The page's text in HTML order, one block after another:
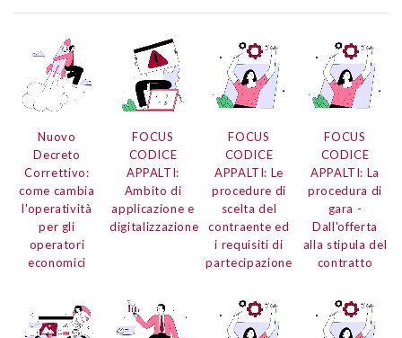
Nuovo
Decreto
Correttivo:
come cambia
l'operatività
per gli
operatori
economici
FOCUS
CODICE
APPALTI:
Ambito di
applicazione e
digitalizzazione
FOCUS
CODICE
APPALTI: Le
procedure di
scelta del
contraente ed
i requisiti di
partecipazione
FOCUS
CODICE
APPALTI: La
procedura di
gara -
Dall'offerta
alla stipula del
contratto